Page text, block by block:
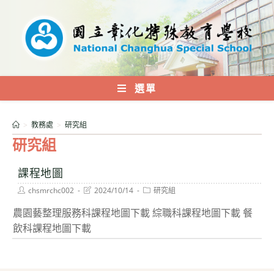
內
選單
研究組
> 教務處 > 研究組
課程地圖
Postchsmrchc002
Post
modified:
2024/10/14
Post研究組
農園藝整理服務科課程地圖下載 綜職科課程地圖下載 餐
飲科課程地圖下載